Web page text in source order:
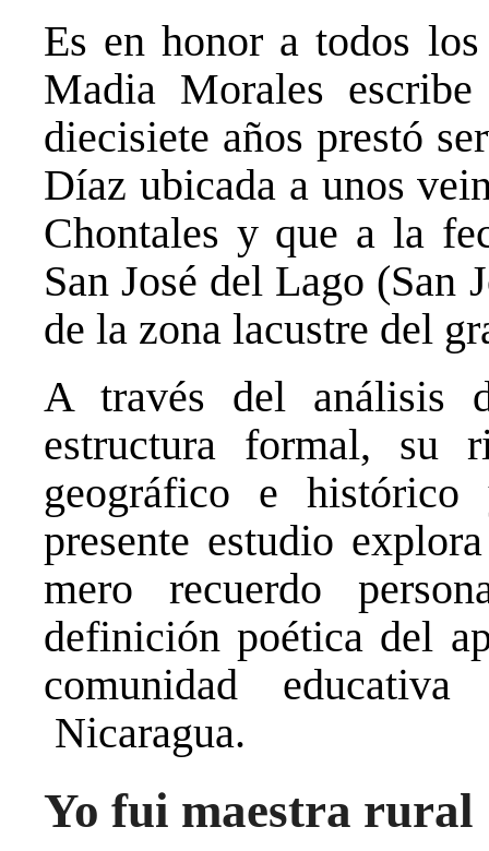
Es en honor a todos
Madia Morales
diecisiete años prestó
Díaz ubicada a unos
Chontales y que a la
San José del Lago (San
de la zona lacustre del
A través del análisis
estructura formal, su
geográfico e
presente estudio
mero recuerdo
definición poética del
comunidad
Nicaragua.
Yo fui maestra rural